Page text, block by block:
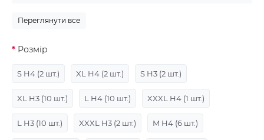
Переглянути все
Розмір
S H4 (2 шт.) XL H4 (2 шт.) S H3 (2 шт.)
XL H3 (10 шт.) L H4 (10 шт.) XXXL H4 (1 шт.)
L H3 (10 шт.) XXXL H3 (2 шт.) M H4 (6 шт.)